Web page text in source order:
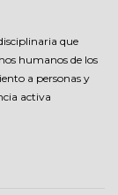
que
humanos de los
a personas y
activa